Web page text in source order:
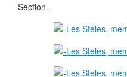
Section..